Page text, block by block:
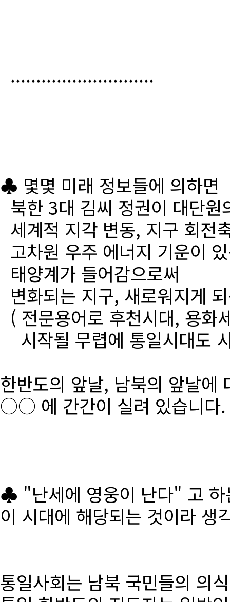
............................
♣ 몇몇 미래 정보들에 의하면
북한 3대 김씨 정권이 대단
세계적 지각 변동, 지구 회전
고차원 우주 에너지 기운이
태양계가 들어감으로써
변화되는 지구, 새로워지게
( 전문용어로 후천시대, 용화
시작될 무렵에 통일시대도
한반도의 앞날, 남북의 앞날에
○○ 에 간간이 실려 있습니다.
♣ "난세에 영웅이 난다" 고 하
이 시대에 해당되는 것이라 생
통일사회는 남북 국민들의 의